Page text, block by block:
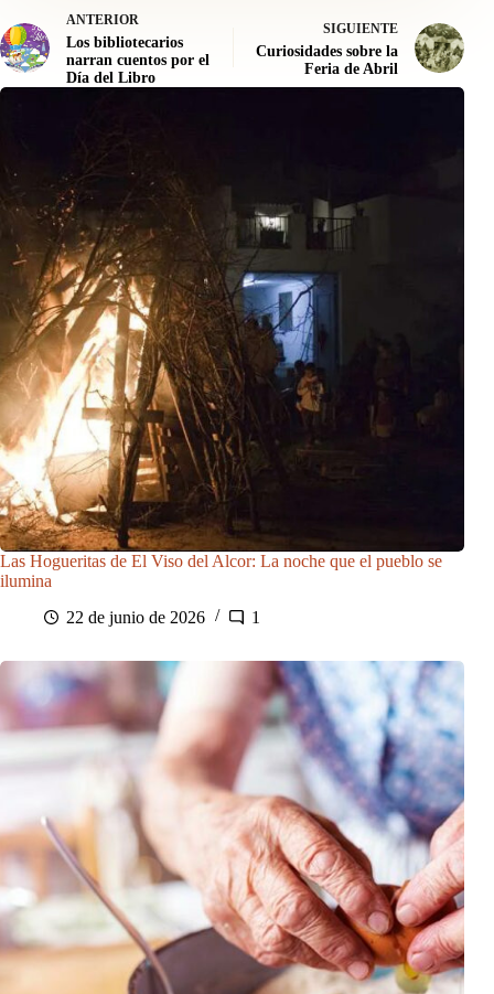
ANTERIOR
Los bibliotecarios
narran cuentos por el
Día del Libro
SIGUIENTE
Curiosidades sobre la
Feria de Abril
Las Hogueritas de El Viso del Alcor: La noche que el pueblo se
ilumina
22 de junio de 2026
1